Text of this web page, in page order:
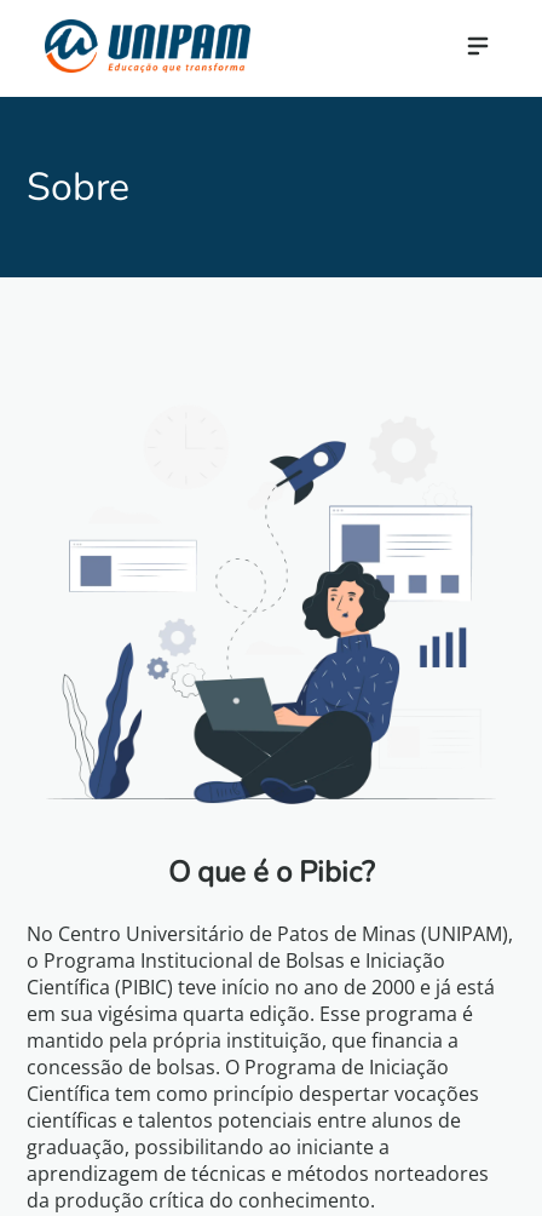
Sobre
O que é o Pibic?
No Centro Universitário de Patos de Minas (UNIPAM),
o Programa Institucional de Bolsas e Iniciação
Científica (PIBIC) teve início no ano de 2000 e já está
em sua vigésima quarta edição. Esse programa é
mantido pela própria instituição, que financia a
concessão de bolsas. O Programa de Iniciação
Científica tem como princípio despertar vocações
científicas e talentos potenciais entre alunos de
graduação, possibilitando ao iniciante a
aprendizagem de técnicas e métodos norteadores
da produção crítica do conhecimento.